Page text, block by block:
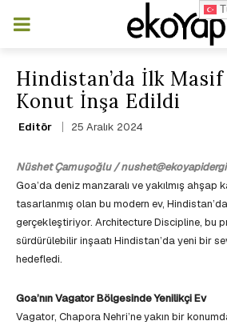
Hindistan’da İlk Masif
Konut İnşa Edildi
Editör 25 Aralık 2024
Nüshet Çamuşoğlu /
Goa’da deniz manzaralı ve yakılmış ahşap
tasarlanmış olan bu modern ev,
gerçekleştiriyor. Architecture Discipline, bu
sürdürülebilir inşaatı Hindistan’da yeni bir
hedefledi.
Goa’nın Vagator Bölgesinde Yenilikçi Ev
Vagator, Chapora Nehri’ne yakın bir